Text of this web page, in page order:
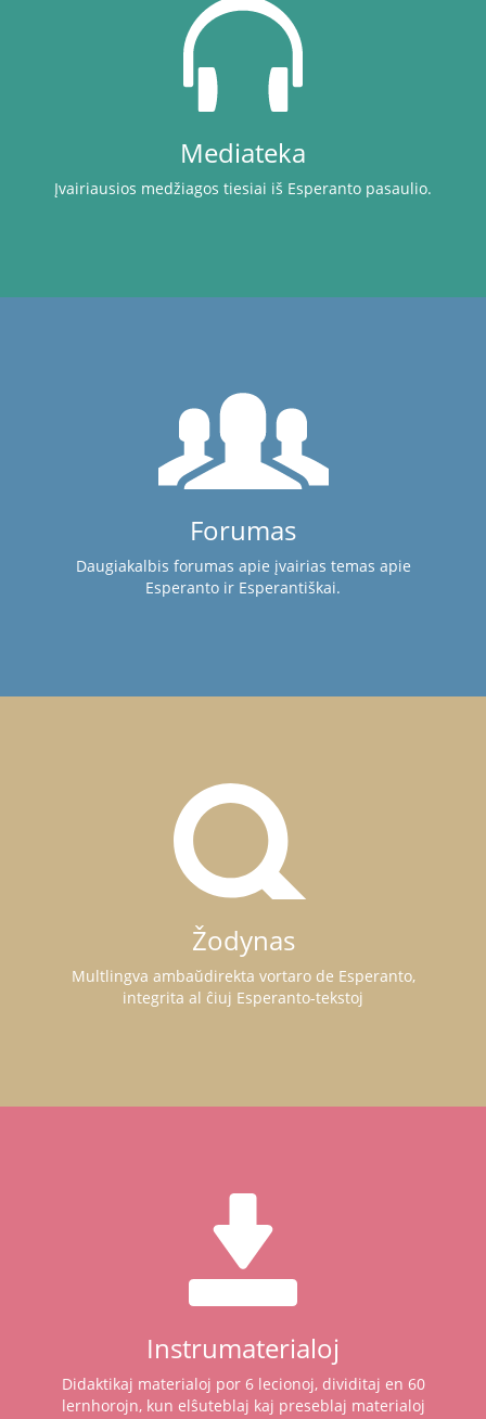
Mediateka
Įvairiausios medžiagos tiesiai iš Esperanto pasaulio.
Forumas
Daugiakalbis forumas apie įvairias temas apie
Esperanto ir Esperantiškai.
Žodynas
Multlingva ambaŭdirekta vortaro de Esperanto,
integrita al ĉiuj Esperanto-tekstoj
Instrumaterialoj
Didaktikaj materialoj por 6 lecionoj, dividitaj en 60
lernhorojn, kun elŝuteblaj kaj preseblaj materialoj